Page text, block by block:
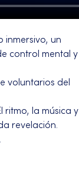
inmersivo, un
control mental y
voluntarios del
ritmo, la música y
revelación.